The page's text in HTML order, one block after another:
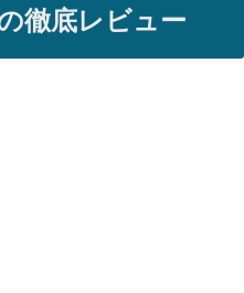
徹底レビュー